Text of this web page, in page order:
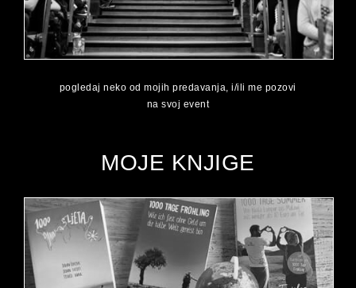
pogledaj neko od mojih predavanja, i/ili me pozovi
na svoj event
MOJE KNJIGE